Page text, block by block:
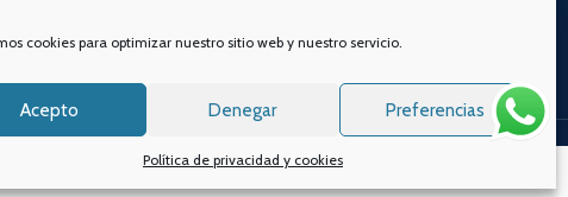
cookies para optimizar nuestro sitio web y nuestro servicio.
Acepto Denegar Preferencias
Política de privacidad y cookies
Aviso legal